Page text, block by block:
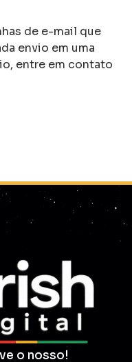
de e-mail que
envio em uma
entre em contato
o nosso!